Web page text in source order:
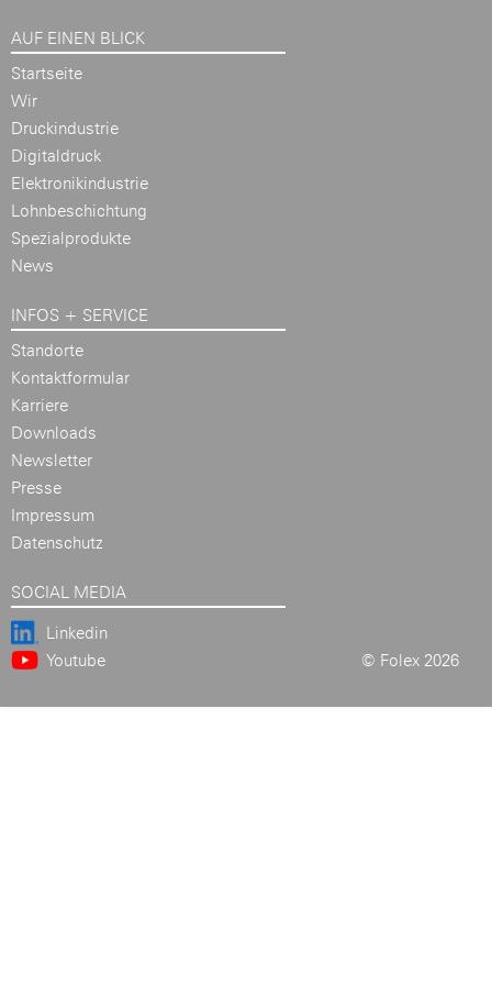
AUF EINEN BLICK
Startseite
Wir
Druckindustrie
Digitaldruck
Elektronikindustrie
Lohnbeschichtung
Spezialprodukte
News
INFOS + SERVICE
Standorte
Kontaktformular
Karriere
Downloads
Newsletter
Presse
Impressum
Datenschutz
SOCIAL MEDIA
Linkedin
Youtube
© Folex 2026